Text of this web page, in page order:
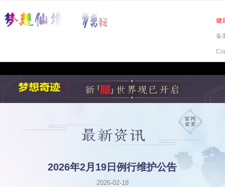
2026年2月19日例行维护公告
2026-02-18
健
备